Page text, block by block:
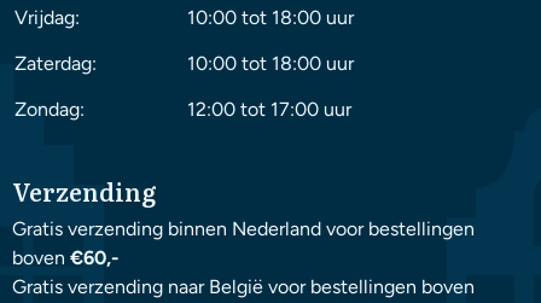
Vrijdag:
10:00 tot 18:00 uur
Zaterdag:
10:00 tot 18:00 uur
Zondag:
12:00 tot 17:00 uur
Verzending
Gratis verzending binnen Nederland voor bestellingen
boven €60,-
Gratis verzending naar België voor bestellingen boven